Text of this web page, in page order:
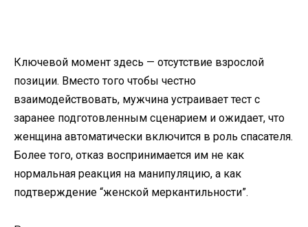
Ключевой момент здесь — отсутствие взрослой
позиции. Вместо того чтобы честно
взаимодействовать, мужчина устраивает тест с
заранее подготовленным сценарием и ожидает, что
женщина автоматически включится в роль спасателя.
Более того, отказ воспринимается им не как
нормальная реакция на манипуляцию, а как
подтверждение “женской меркантильности”.